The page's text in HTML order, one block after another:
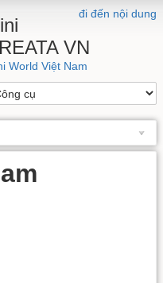
đi đến nội dung
VN
World Việt Nam